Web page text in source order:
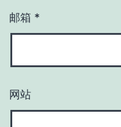
邮箱 *
网站